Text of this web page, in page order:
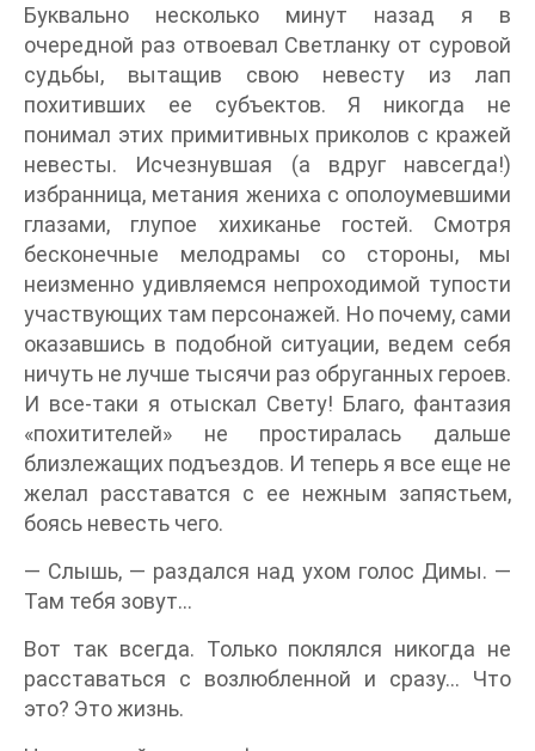
Буквально несколько минут назад я в
очередной раз отвоевал Светланку от суровой
судьбы, вытащив свою невесту из лап
похитивших ее субъектов. Я никогда не
понимал этих примитивных приколов с кражей
невесты. Исчезнувшая (а вдруг навсегда!)
избранница, метания жениха с ополоумевшими
глазами, глупое хихиканье гостей. Смотря
бесконечные мелодрамы со стороны, мы
неизменно удивляемся непроходимой тупости
участвующих там персонажей. Но почему, сами
оказавшись в подобной ситуации, ведем себя
ничуть не лучше тысячи раз обруганных героев.
И все-таки я отыскал Свету! Благо, фантазия
«похитителей» не простиралась дальше
близлежащих подъездов. И теперь я все еще не
желал расставатся с ее нежным запястьем,
боясь невесть чего.
— Слышь, — раздался над ухом голос Димы. —
Там тебя зовут…
Вот так всегда. Только поклялся никогда не
расставаться с возлюбленной и сразу… Что
это? Это жизнь.